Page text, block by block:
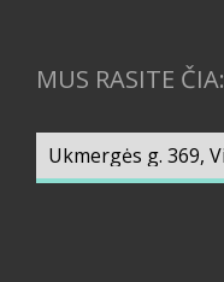
MUS RASITE ČIA: